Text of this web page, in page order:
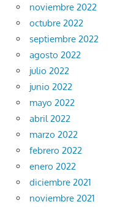
noviembre 2022
octubre 2022
septiembre 2022
agosto 2022
julio 2022
junio 2022
mayo 2022
abril 2022
marzo 2022
febrero 2022
enero 2022
diciembre 2021
noviembre 2021